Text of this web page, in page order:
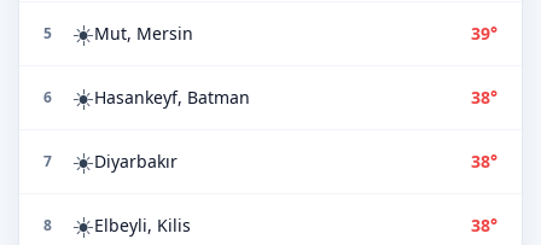
5 ☀️Mut, Mersin 39°
6 ☀️Hasankeyf, Batman 38°
7 ☀️Diyarbakır 38°
8 ☀️Elbeyli, Kilis 38°